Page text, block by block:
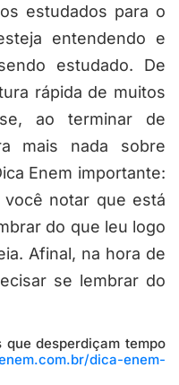
estudados para o
entendendo e
estudado. De
rápida de muitos
ao terminar de
mais nada sobre
Enem importante:
notar que está
do que leu logo
Afinal, na hora de
se lembrar do
que desperdiçam tempo
dica-enem-